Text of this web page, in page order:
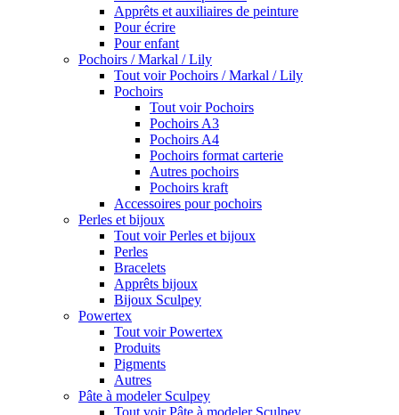
Apprêts et auxiliaires de peinture
Pour écrire
Pour enfant
Pochoirs / Markal / Lily
Tout voir Pochoirs / Markal / Lily
Pochoirs
Tout voir Pochoirs
Pochoirs A3
Pochoirs A4
Pochoirs format carterie
Autres pochoirs
Pochoirs kraft
Accessoires pour pochoirs
Perles et bijoux
Tout voir Perles et bijoux
Perles
Bracelets
Apprêts bijoux
Bijoux Sculpey
Powertex
Tout voir Powertex
Produits
Pigments
Autres
Pâte à modeler Sculpey
Tout voir Pâte à modeler Sculpey